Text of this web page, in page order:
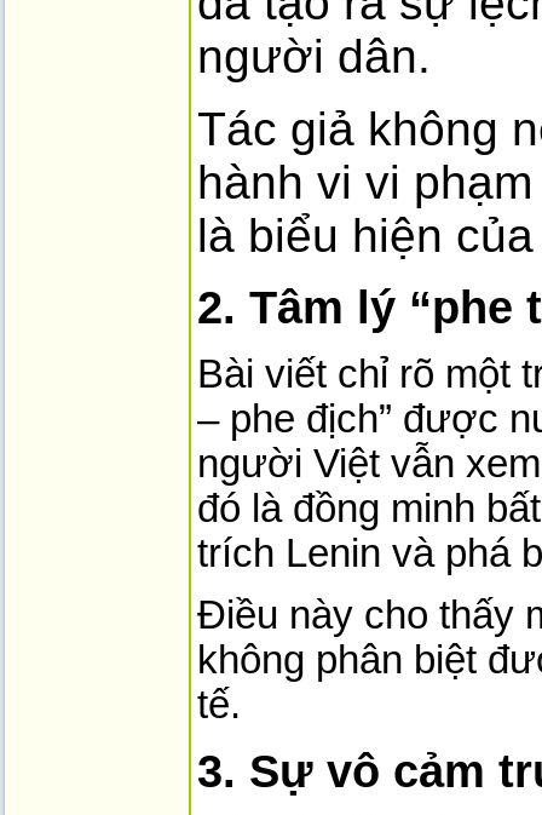
người dân.
Tác giả không
hành vi vi
là biểu hiện
2. Tâm lý “phe
Bài viết chỉ rõ một
– phe địch” được
người Việt vẫn
đó là đồng minh
trích Lenin và phá
Điều này cho thấy
không phân biệt
tế.
3. Sự vô cảm